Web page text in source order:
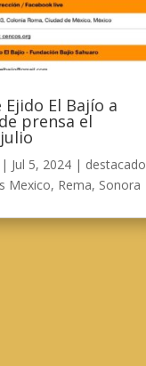
El Bajío a
prensa el
Jul 5, 2024| destacado
Mexico, Rema, Sonora